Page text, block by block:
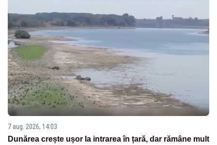
7 aug. 2026, 14:03
Dunărea crește ușor la intrarea în țară, dar rămâne mult